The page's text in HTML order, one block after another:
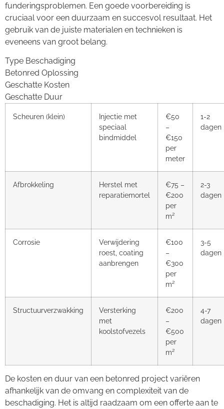
funderingsproblemen. Een goede voorbereiding is
cruciaal voor een duurzaam en succesvol resultaat. Het
gebruik van de juiste materialen en technieken is
eveneens van groot belang.
Type Beschadiging
Betonred Oplossing
Geschatte Kosten
Geschatte Duur
Scheuren (klein)
Injectie met
speciaal
bindmiddel
€50
–
€150
per
meter
1-2
dagen
Afbrokkeling
Herstel met
reparatiemortel
€75 –
€200
per
m²
2-3
dagen
Corrosie
Verwijdering
roest, coating
aanbrengen
€100
–
€300
per
m²
3-5
dagen
Structuurverzwakking
Versterking
met
koolstofvezels
€200
–
€500
per
m²
4-7
dagen
De kosten en duur van een betonred project variëren
afhankelijk van de omvang en complexiteit van de
beschadiging. Het is altijd raadzaam om een offerte aan te